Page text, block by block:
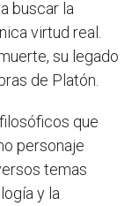
buscar la
virtud real.
su legado
de Platón.
que
personaje
temas
y la